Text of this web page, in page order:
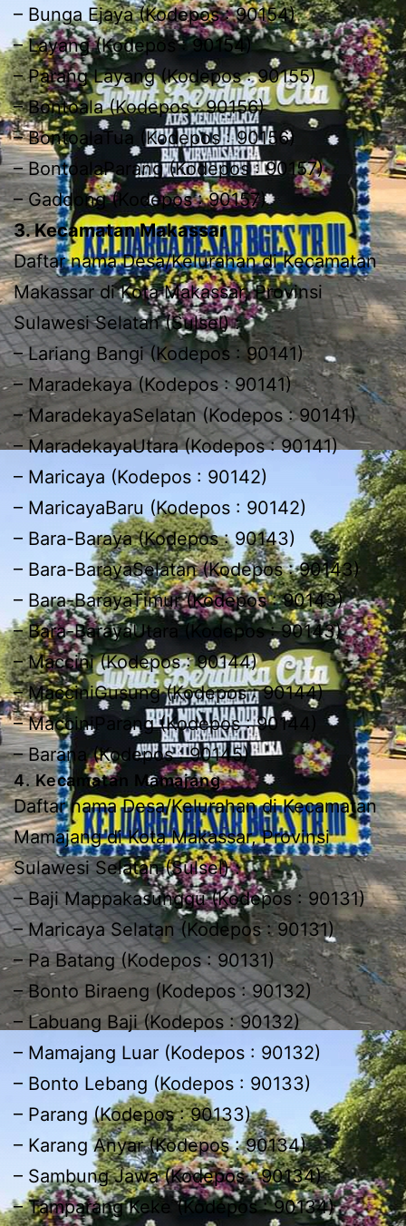
– Bunga Ejaya (Kodepos : 90154)
– Layang (Kodepos : 90154)
– Parang Layang (Kodepos : 90155)
– Bontoala (Kodepos : 90156)
– BontoalaTua (Kodepos : 90156)
– BontoalaParang (Kodepos : 90157)
– Gaddong (Kodepos : 90157)
3. Kecamatan Makassar
Daftar nama Desa/Kelurahan di Kecamatan
Makassar di Kota Makassar, Provinsi
Sulawesi Selatan (Sulsel) :
– Lariang Bangi (Kodepos : 90141)
– Maradekaya (Kodepos : 90141)
– MaradekayaSelatan (Kodepos : 90141)
– MaradekayaUtara (Kodepos : 90141)
– Maricaya (Kodepos : 90142)
– MaricayaBaru (Kodepos : 90142)
– Bara-Baraya (Kodepos : 90143)
– Bara-BarayaSelatan (Kodepos : 90143)
– Bara-BarayaTimur (Kodepos : 90143)
– Bara-BarayaUtara (Kodepos : 90143)
– Maccini (Kodepos : 90144)
– MacciniGusung (Kodepos : 90144)
– MacciniParang (Kodepos : 90144)
– Barana (Kodepos : 90145)
4. Kecamatan Mamajang
Daftar nama Desa/Kelurahan di Kecamatan
Mamajang di Kota Makassar, Provinsi
Sulawesi Selatan (Sulsel) :
– Baji Mappakasunggu (Kodepos : 90131)
– Maricaya Selatan (Kodepos : 90131)
– Pa Batang (Kodepos : 90131)
– Bonto Biraeng (Kodepos : 90132)
– Labuang Baji (Kodepos : 90132)
– Mamajang Luar (Kodepos : 90132)
– Bonto Lebang (Kodepos : 90133)
– Parang (Kodepos : 90133)
– Karang Anyar (Kodepos : 90134)
– Sambung Jawa (Kodepos : 90134)
– Tamparang Keke (Kodepos : 90134)